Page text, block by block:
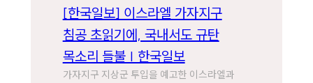
[한국일보] 이스라엘 가자지구
침공 초읽기에, 국내서도 규탄
목소리 들불 | 한국일보
가자지구 지상군 투입을 예고한 이스라엘과